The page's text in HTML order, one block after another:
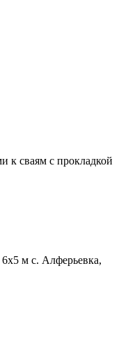
к сваям с прокладкой
м с. Алферьевка,